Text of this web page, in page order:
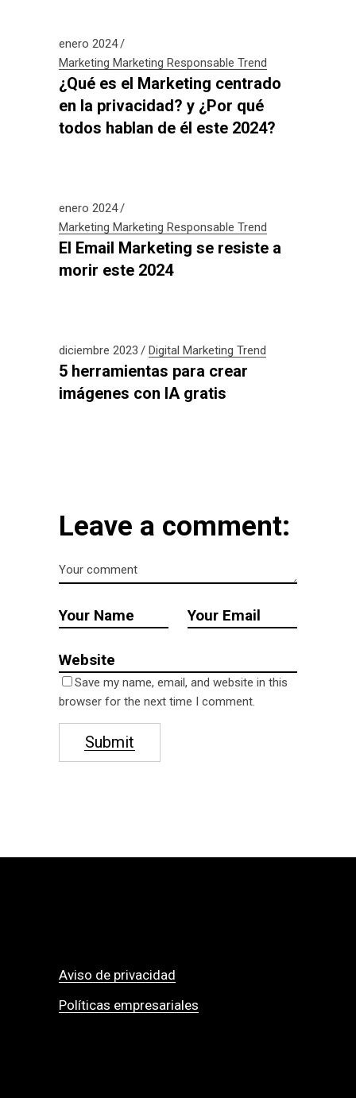
enero 2024
Marketing Marketing Responsable Trend
¿Qué es el Marketing centrado
en la privacidad? y ¿Por qué
todos hablan de él este 2024?
enero 2024
Marketing Marketing Responsable Trend
El Email Marketing se resiste a
morir este 2024
diciembre 2023 Digital Marketing Trend
5 herramientas para crear
imágenes con IA gratis
Leave a comment:
Save my name, email, and website in this
browser for the next time I comment.
Submit
Aviso de privacidad
Políticas empresariales